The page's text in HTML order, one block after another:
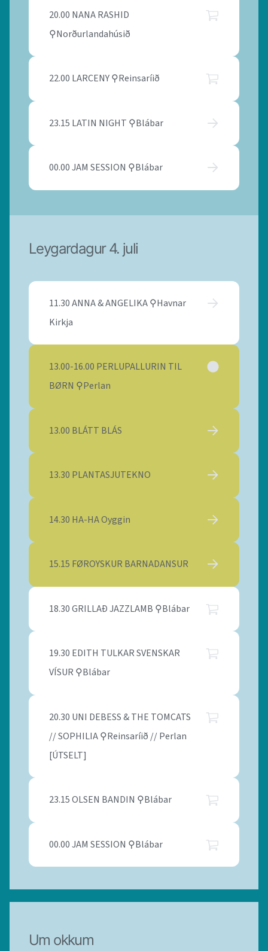
20.00 NANA RASHID
⚲Norðurlandahúsið
22.00 LARCENY ⚲Reinsaríið
23.15 LATIN NIGHT ⚲Blábar
00.00 JAM SESSION ⚲Blábar
Leygardagur 4. juli
11.30 ANNA & ANGELIKA ⚲Havnar
Kirkja
13.00-16.00 PERLUPALLURIN TIL
BØRN ⚲Perlan
13.00 BLÁTT BLÁS
13.30 PLANTASJUTEKNO
14.30 HA-HA Oyggin
15.15 FØROYSKUR BARNADANSUR
18.30 GRILLAÐ JAZZLAMB ⚲Blábar
19.30 EDITH TULKAR SVENSKAR
VÍSUR ⚲Blábar
20.30 UNI DEBESS & THE TOMCATS
// SOPHILIA ⚲Reinsaríið // Perlan
[ÚTSELT]
23.15 OLSEN BANDIN ⚲Blábar
00.00 JAM SESSION ⚲Blábar
Um okkum